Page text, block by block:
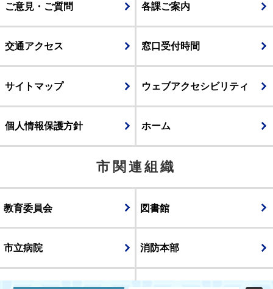
ご意見・ご質問 各課ご案内
交通アクセス 窓口受付時間
サイトマップ ウェブアクセシビリティ
個人情報保護方針 ホーム
市関連組織
教育委員会 図書館
市立病院 消防本部